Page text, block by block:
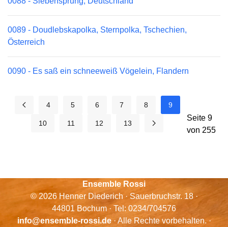
0089 - Doudlebskapolka, Sternpolka, Tschechien,
Österreich
0090 - Es saß ein schneeweiß Vögelein, Flandern
4 5 6 7 8 9
10 11 12 13
Seite 9
von 255
Ensemble Rossi
© 2026 Henner Diederich · Sauerbruchstr. 18 ·
44801 Bochum · Tel: 0234/704576
info@ensemble-rossi.de· Alle Rechte vorbehalten. ·